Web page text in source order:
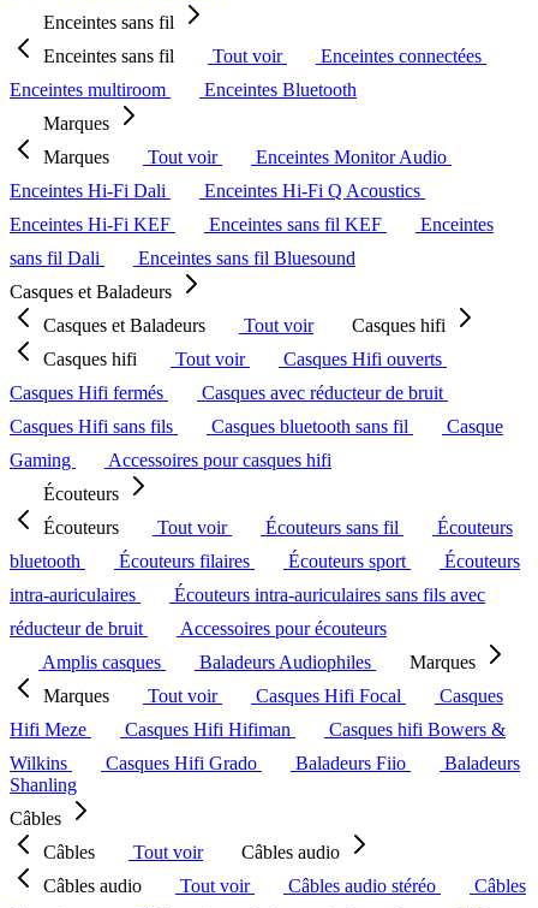
Enceintes sans fil
Enceintes sans fil
Tout voir
Enceintes connectées
Enceintes multiroom
Enceintes Bluetooth
Marques
Marques
Tout voir
Enceintes Monitor Audio
Enceintes Hi-Fi Dali
Enceintes Hi-Fi Q Acoustics
Enceintes Hi-Fi KEF
Enceintes sans fil KEF
Enceintes
sans fil Dali
Enceintes sans fil Bluesound
Casques et Baladeurs
Casques et Baladeurs
Tout voir
Casques hifi
Casques hifi
Tout voir
Casques Hifi ouverts
Casques Hifi fermés
Casques avec réducteur de bruit
Casques Hifi sans fils
Casques bluetooth sans fil
Casque
Gaming
Accessoires pour casques hifi
Écouteurs
Écouteurs
Tout voir Écouteurs sans fil
Écouteurs
bluetooth
Écouteurs filaires Écouteurs sport
Écouteurs
intra-auriculaires
Écouteurs intra-auriculaires sans fils avec
réducteur de bruit
Accessoires pour écouteurs
Amplis casques
Baladeurs Audiophiles
Marques
Marques
Tout voir Casques Hifi Focal
Casques
Hifi Meze
Casques Hifi Hifiman
Casques hifi Bowers &
Wilkins
Casques Hifi Grado Baladeurs Fiio
Baladeurs
Shanling
Câbles
Câbles
Tout voir
Câbles audio
Câbles audio
Tout voir Câbles audio stéréo
Câbles